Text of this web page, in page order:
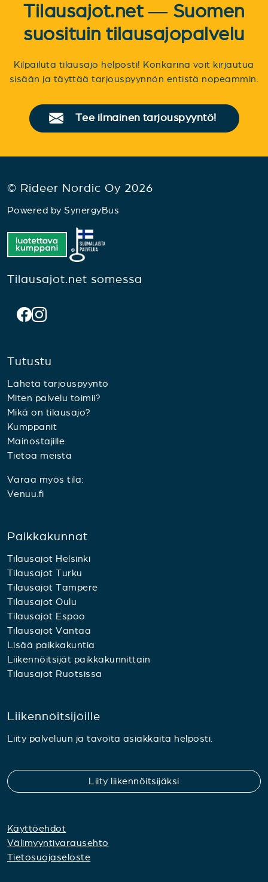
Tilausajot.net — Suomen
suosituin tilausajopalvelu
Kilpailuta tilausajo helposti! Konkarina voit kirjautua
sisään ja täyttää tarjouspyynnön entistä nopeammin.
Tee ilmainen tarjouspyyntö!
© Rideer Nordic Oy 2026
Powered by SynergyBus
Tilausajot.net somessa
Tutustu
Lähetä tarjouspyyntö
Miten palvelu toimii?
Mikä on tilausajo?
Kumppanit
Mainostajille
Tietoa meistä
Varaa myös tila:
Venuu.fi
Paikkakunnat
Tilausajot Helsinki
Tilausajot Turku
Tilausajot Tampere
Tilausajot Oulu
Tilausajot Espoo
Tilausajot Vantaa
Lisää paikkakuntia
Liikennöitsijät paikkakunnittain
Tilausajot Ruotsissa
Liikennöitsijöille
Liity palveluun ja tavoita asiakkaita helposti.
Liity liikennöitsijäksi
Käyttöehdot
Välimyyntivarausehto
Tietosuojaseloste